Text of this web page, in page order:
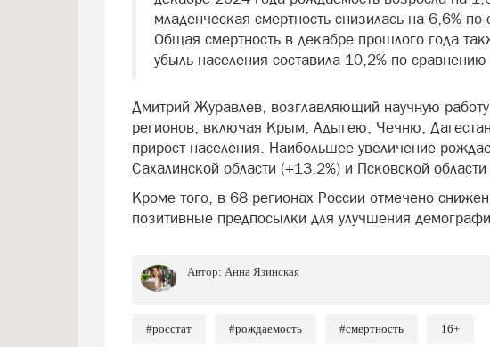
младенческая смертность снизилась на 6,6%
Общая смертность в декабре прошлого года
убыль населения составила 10,2% по
Дмитрий Журавлев, возглавляющий научную
регионов, включая Крым, Адыгею, Чечню,
прирост населения. Наибольшее увеличение
Сахалинской области (+13,2%) и Псковской
Кроме того, в 68 регионах России отмечено
позитивные предпосылки для улучшения
Автор: Анна Язинская
#росстат #рождаемость #смертность 16+